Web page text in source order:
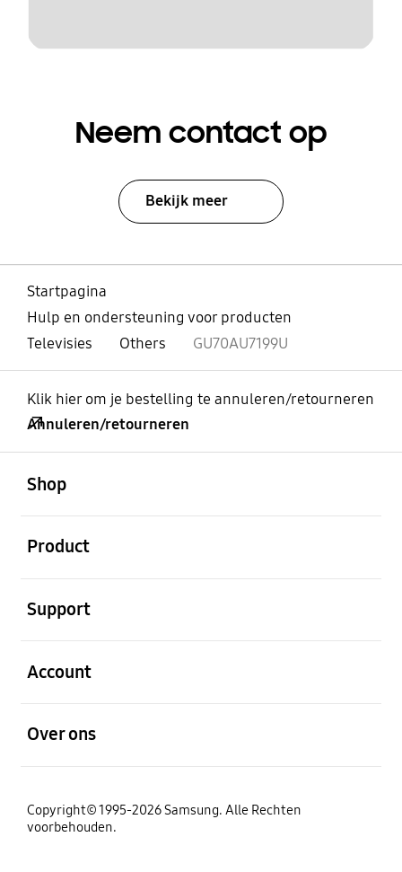
Neem contact op
Bekijk meer
Startpagina
Hulp en ondersteuning voor producten
Televisies
Others GU70AU7199U
Klik hier om je bestelling te annuleren/retourneren
Annuleren/retourneren
Shop
Product
Support
Account
Over ons
Copyright© 1995-2026 Samsung. Alle Rechten
voorbehouden.